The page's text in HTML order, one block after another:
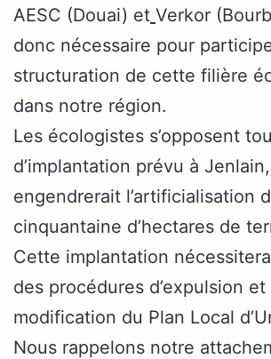
AESC (Douai) et Verkor
donc nécessaire pour
structuration de cette filière
dans notre région.
Les écologistes s’opposent
d’implantation prévu à
engendrerait l’artificialisation
cinquantaine d’hectares de
Cette implantation
des procédures d’expulsion et
modification du Plan Local
Nous rappelons notre